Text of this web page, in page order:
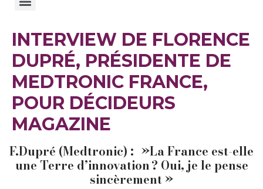
INTERVIEW DE FLORENCE
DUPRÉ, PRÉSIDENTE DE
MEDTRONIC FRANCE,
POUR DÉCIDEURS
MAGAZINE
F.Dupré (Medtronic) : »La France est-elle
une Terre d’innovation ? Oui, je le pense
sincèrement »